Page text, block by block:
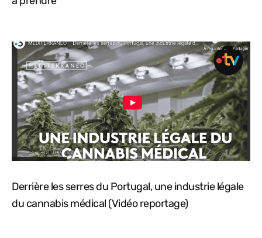
Derrière les serres du Portugal, une industrie légale
du cannabis médical (Vidéo reportage)